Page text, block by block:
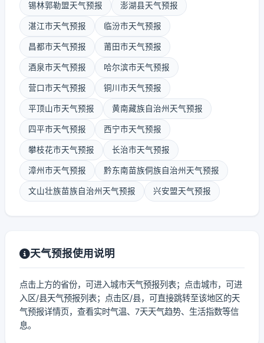
锡林郭勒盟天气预报 澎湖县天气预报
湛江市天气预报 临汾市天气预报
昌都市天气预报 莆田市天气预报
酒泉市天气预报 哈尔滨市天气预报
营口市天气预报 铜川市天气预报
平顶山市天气预报 黄南藏族自治州天气预报
四平市天气预报 西宁市天气预报
攀枝花市天气预报 长治市天气预报
漳州市天气预报 黔东南苗族侗族自治州天气预报
文山壮族苗族自治州天气预报 兴安盟天气预报
天气预报使用说明
点击上方的省份，可进入城市天气预报列表；点击城市，可进
入区/县天气预报列表；点击区/县，可直接跳转至该地区的天
气预报详情页，查看实时气温、7天天气趋势、生活指数等信
息。